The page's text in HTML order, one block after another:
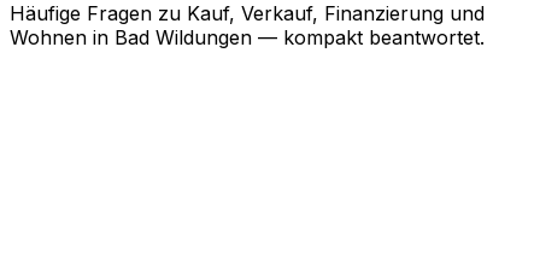
Häufige Fragen zu Kauf, Verkauf, Finanzierung und
Wohnen in Bad Wildungen — kompakt beantwortet.